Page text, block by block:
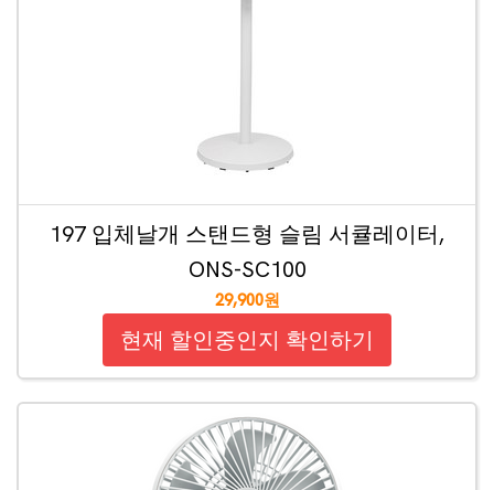
197 입체날개 스탠드형 슬림 서큘레이터,
ONS-SC100
29,900원
현재 할인중인지 확인하기